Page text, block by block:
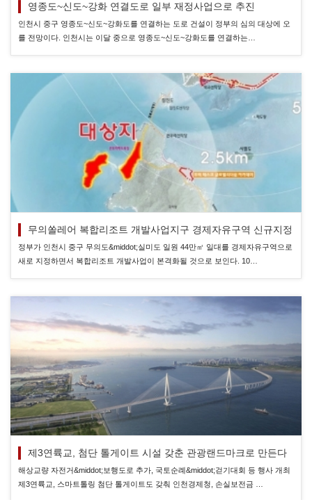
영종도~신도~강화 연결도로 일부 재정사업으로 추진
인천시 중구 영종도~신도~강화도를 연결하는 도로 건설이 정부의 심의 대상에 오
를 전망이다. 인천시는 이달 중으로 영종도~신도~강화도를 연결하는…
무의쏠레어 복합리조트 개발사업지구 경제자유구역 신규지정
정부가 인천시 중구 무의도&middot;실미도 일원 44만㎡ 일대를 경제자유구역으로
새로 지정하면서 복합리조트 개발사업이 본격화될 것으로 보인다. 10…
제3연륙교, 첨단 톨게이트 시설 갖춘 관광랜드마크로 만든다
해상교량 자전거&middot;보행도로 추가, 국토순례&middot;걷기대회 등 행사 개최
제3연륙교, 스마트톨링 첨단 톨게이트도 갖춰 인천경제청, 손실보전금 …